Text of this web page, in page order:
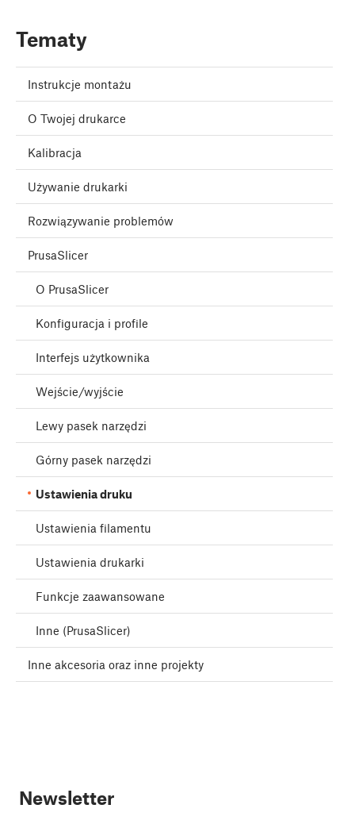
Tematy
Instrukcje montażu
O Twojej drukarce
Kalibracja
Używanie drukarki
Rozwiązywanie problemów
PrusaSlicer
O PrusaSlicer
Konfiguracja i profile
Interfejs użytkownika
Wejście/wyjście
Lewy pasek narzędzi
Górny pasek narzędzi
Ustawienia druku
Ustawienia filamentu
Ustawienia drukarki
Funkcje zaawansowane
Inne (PrusaSlicer)
Inne akcesoria oraz inne projekty
Newsletter